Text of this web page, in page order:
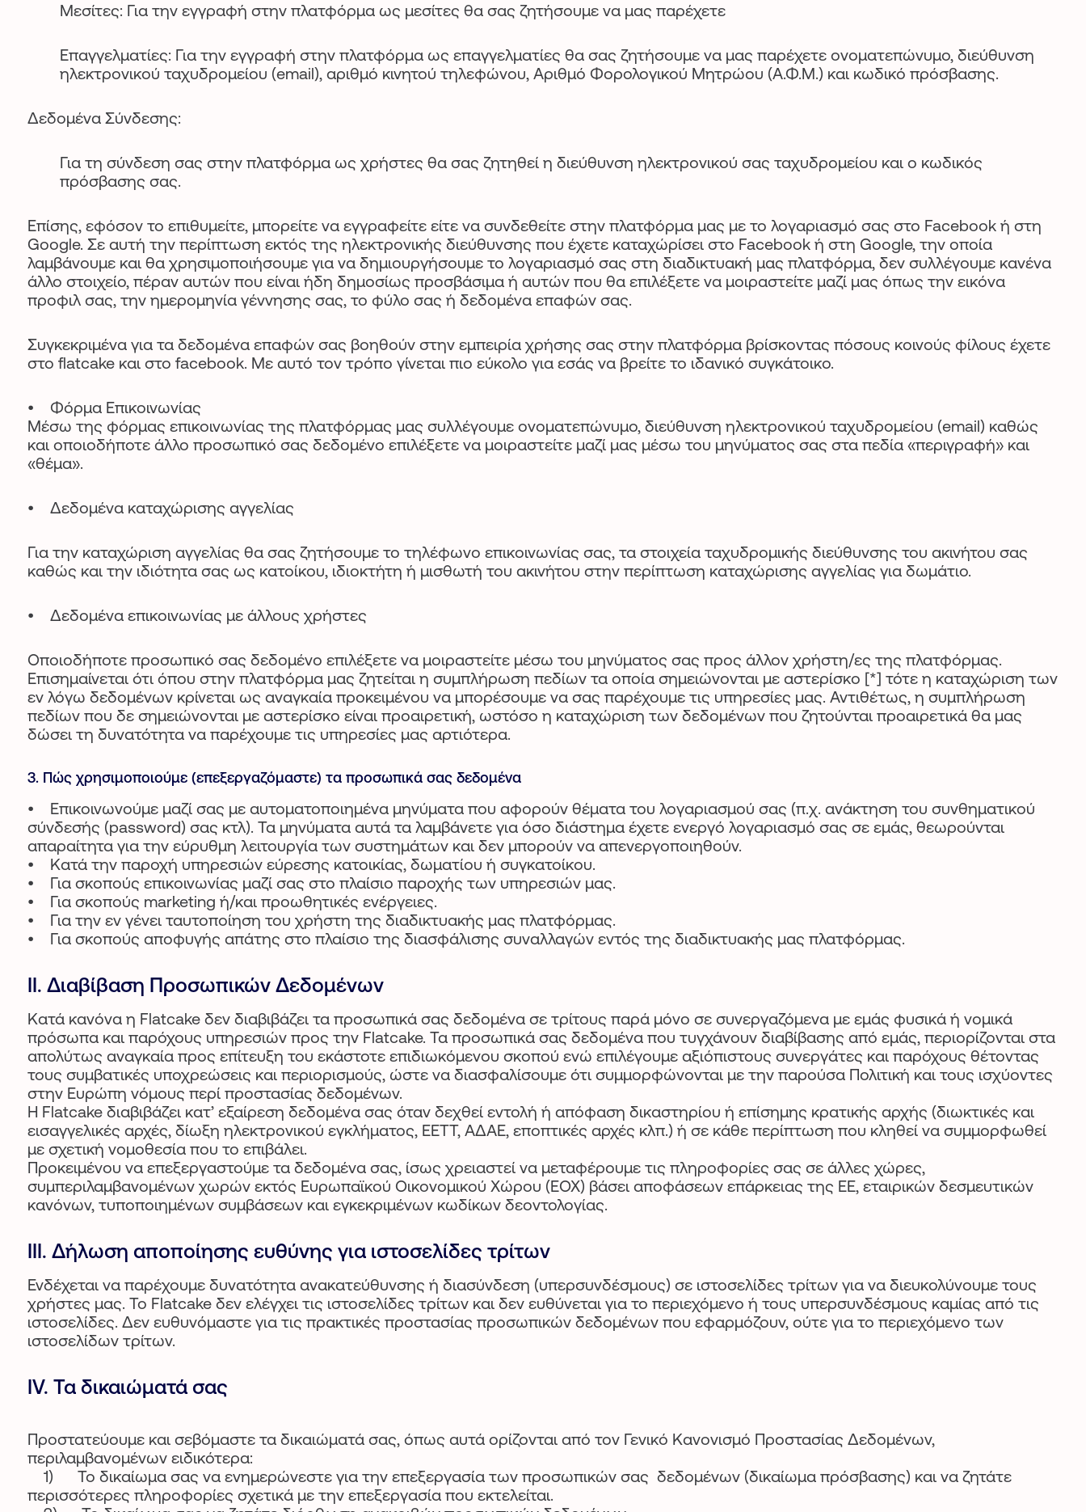
Μεσίτες: Για την εγγραφή στην πλατφόρμα ως μεσίτες θα σας ζητήσουμε να μας παρέχετε
Επαγγελματίες: Για την εγγραφή στην πλατφόρμα ως επαγγελματίες θα σας ζητήσουμε να μας παρέχετε ονοματεπώνυμο, διεύθυνση
ηλεκτρονικού ταχυδρομείου (email), αριθμό κινητού τηλεφώνου, Αριθμό Φορολογικού Μητρώου (Α.Φ.Μ.) και κωδικό πρόσβασης.
Δεδομένα Σύνδεσης:
Για τη σύνδεση σας στην πλατφόρμα ως χρήστες θα σας ζητηθεί η διεύθυνση ηλεκτρονικού σας ταχυδρομείου και ο κωδικός
πρόσβασης σας.
Επίσης, εφόσον το επιθυμείτε, μπορείτε να εγγραφείτε είτε να συνδεθείτε στην πλατφόρμα μας με το λογαριασμό σας στο Facebook ή στη
Google. Σε αυτή την περίπτωση εκτός της ηλεκτρονικής διεύθυνσης που έχετε καταχώρίσει στο Facebook ή στη Google, την οποία
λαμβάνουμε και θα χρησιμοποιήσουμε για να δημιουργήσουμε το λογαριασμό σας στη διαδικτυακή μας πλατφόρμα, δεν συλλέγουμε κανένα
άλλο στοιχείο, πέραν αυτών που είναι ήδη δημοσίως προσβάσιμα ή αυτών που θα επιλέξετε να μοιραστείτε μαζί μας όπως την εικόνα
προφιλ σας, την ημερομηνία γέννησης σας, το φύλο σας ή δεδομένα επαφών σας.
Συγκεκριμένα για τα δεδομένα επαφών σας βοηθούν στην εμπειρία χρήσης σας στην πλατφόρμα βρίσκοντας πόσους κοινούς φίλους έχετε
στο flatcake και στο facebook. Με αυτό τον τρόπο γίνεται πιο εύκολο για εσάς να βρείτε το ιδανικό συγκάτοικο.
• Φόρμα Επικοινωνίας
Μέσω της φόρμας επικοινωνίας της πλατφόρμας μας συλλέγουμε ονοματεπώνυμο, διεύθυνση ηλεκτρονικού ταχυδρομείου (email) καθώς
και οποιοδήποτε άλλο προσωπικό σας δεδομένο επιλέξετε να μοιραστείτε μαζί μας μέσω του μηνύματος σας στα πεδία «περιγραφή» και
«θέμα».
• Δεδομένα καταχώρισης αγγελίας
Για την καταχώριση αγγελίας θα σας ζητήσουμε το τηλέφωνο επικοινωνίας σας, τα στοιχεία ταχυδρομικής διεύθυνσης του ακινήτου σας
καθώς και την ιδιότητα σας ως κατοίκου, ιδιοκτήτη ή μισθωτή του ακινήτου στην περίπτωση καταχώρισης αγγελίας για δωμάτιο.
• Δεδομένα επικοινωνίας με άλλους χρήστες
Οποιοδήποτε προσωπικό σας δεδομένο επιλέξετε να μοιραστείτε μέσω του μηνύματος σας προς άλλον χρήστη/ες της πλατφόρμας.
Επισημαίνεται ότι όπου στην πλατφόρμα μας ζητείται η συμπλήρωση πεδίων τα οποία σημειώνονται με αστερίσκο [*] τότε η καταχώριση των
εν λόγω δεδομένων κρίνεται ως αναγκαία προκειμένου να μπορέσουμε να σας παρέχουμε τις υπηρεσίες μας. Αντιθέτως, η συμπλήρωση
πεδίων που δε σημειώνονται με αστερίσκο είναι προαιρετική, ωστόσο η καταχώριση των δεδομένων που ζητούνται προαιρετικά θα μας
δώσει τη δυνατότητα να παρέχουμε τις υπηρεσίες μας αρτιότερα.
3. Πώς χρησιμοποιούμε (επεξεργαζόμαστε) τα προσωπικά σας δεδομένα
• Επικοινωνούμε μαζί σας με αυτοματοποιημένα μηνύματα που αφορούν θέματα του λογαριασμού σας (π.χ. ανάκτηση του συνθηματικού
σύνδεσής (password) σας κτλ). Τα μηνύματα αυτά τα λαμβάνετε για όσο διάστημα έχετε ενεργό λογαριασμό σας σε εμάς, θεωρούνται
απαραίτητα για την εύρυθμη λειτουργία των συστημάτων και δεν μπορούν να απενεργοποιηθούν.
• Kατά την παροχή υπηρεσιών εύρεσης κατοικίας, δωματίου ή συγκατοίκου.
• Για σκοπούς επικοινωνίας μαζί σας στο πλαίσιο παροχής των υπηρεσιών μας.
• Για σκοπούς marketing ή/και προωθητικές ενέργειες.
• Για την εν γένει ταυτοποίηση του χρήστη της διαδικτυακής μας πλατφόρμας.
• Για σκοπούς αποφυγής απάτης στο πλαίσιο της διασφάλισης συναλλαγών εντός της διαδικτυακής μας πλατφόρμας.
II. Διαβίβαση Προσωπικών Δεδομένων
Κατά κανόνα η Flatcake δεν διαβιβάζει τα προσωπικά σας δεδομένα σε τρίτους παρά μόνο σε συνεργαζόμενα με εμάς φυσικά ή νομικά
πρόσωπα και παρόχους υπηρεσιών προς την Flatcake. Τα προσωπικά σας δεδομένα που τυγχάνουν διαβίβασης από εμάς, περιορίζονται στα
απολύτως αναγκαία προς επίτευξη του εκάστοτε επιδιωκόμενου σκοπού ενώ επιλέγουμε αξιόπιστους συνεργάτες και παρόχους θέτοντας
τους συμβατικές υποχρεώσεις και περιορισμούς, ώστε να διασφαλίσουμε ότι συμμορφώνονται με την παρούσα Πολιτική και τους ισχύοντες
στην Ευρώπη νόμους περί προστασίας δεδομένων.
Η Flatcake διαβιβάζει κατ’ εξαίρεση δεδομένα σας όταν δεχθεί εντολή ή απόφαση δικαστηρίου ή επίσημης κρατικής αρχής (διωκτικές και
εισαγγελικές αρχές, δίωξη ηλεκτρονικού εγκλήματος, ΕΕΤΤ, ΑΔΑΕ, εποπτικές αρχές κλπ.) ή σε κάθε περίπτωση που κληθεί να συμμορφωθεί
με σχετική νομοθεσία που το επιβάλει.
Προκειμένου να επεξεργαστούμε τα δεδομένα σας, ίσως χρειαστεί να μεταφέρουμε τις πληροφορίες σας σε άλλες χώρες,
συμπεριλαμβανομένων χωρών εκτός Ευρωπαϊκού Οικονομικού Χώρου (ΕΟΧ) βάσει αποφάσεων επάρκειας της ΕΕ, εταιρικών δεσμευτικών
κανόνων, τυποποιημένων συμβάσεων και εγκεκριμένων κωδίκων δεοντολογίας.
III. Δήλωση αποποίησης ευθύνης για ιστοσελίδες τρίτων
Ενδέχεται να παρέχουμε δυνατότητα ανακατεύθυνσης ή διασύνδεση (υπερσυνδέσμους) σε ιστοσελίδες τρίτων για να διευκολύνουμε τους
χρήστες μας. Το Flatcake δεν ελέγχει τις ιστοσελίδες τρίτων και δεν ευθύνεται για το περιεχόμενο ή τους υπερσυνδέσμους καμίας από τις
ιστοσελίδες. Δεν ευθυνόμαστε για τις πρακτικές προστασίας προσωπικών δεδομένων που εφαρμόζουν, ούτε για το περιεχόμενο των
ιστοσελίδων τρίτων.
IV. Τα δικαιώματά σας
Προστατεύουμε και σεβόμαστε τα δικαιώματά σας, όπως αυτά ορίζονται από τον Γενικό Κανονισμό Προστασίας Δεδομένων,
περιλαμβανομένων ειδικότερα:
1) Το δικαίωμα σας να ενημερώνεστε για την επεξεργασία των προσωπικών σας δεδομένων (δικαίωμα πρόσβασης) και να ζητάτε
περισσότερες πληροφορίες σχετικά με την επεξεργασία που εκτελείται.